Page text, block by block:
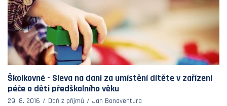
Školkovné - Sleva na dani za umístění dítěte v zařízení
péče o děti předškolního věku
29. 8. 2016 Daň z příjmů Jan Bonaventura